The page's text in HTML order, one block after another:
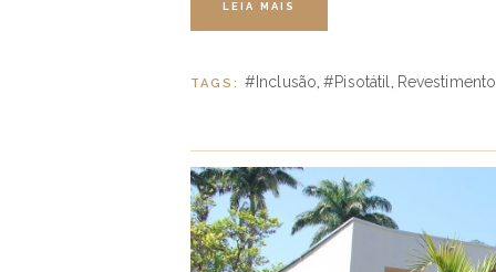
LEIA MAIS
TAGS: #inclusão,#pisotátil ,